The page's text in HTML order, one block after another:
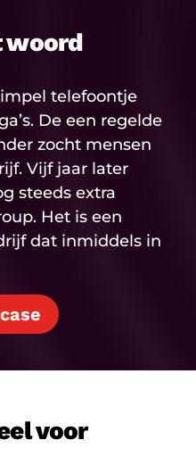
woord
telefoontje
De een regelde
zocht mensen
Vijf jaar later
steeds extra
Het is een
dat inmiddels in
voor